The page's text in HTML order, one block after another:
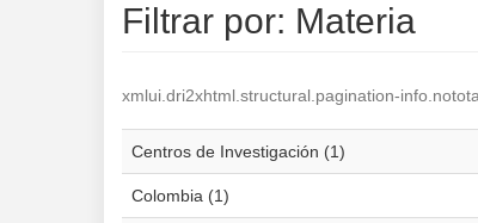
Filtrar por: Materia
xmlui.dri2xhtml.structural.pagination-
Centros de Investigación (1)
Colombia (1)